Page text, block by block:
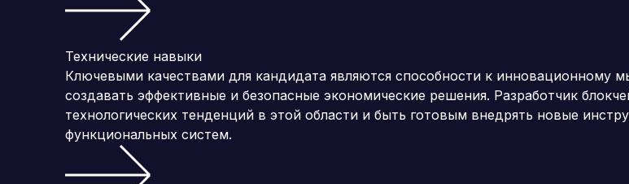
Технические навыки
Ключевыми качествами для кандидата являются способности к инновационному
создавать эффективные и безопасные экономические решения. Разработчик
технологических тенденций в этой области и быть готовым внедрять новые
функциональных систем.